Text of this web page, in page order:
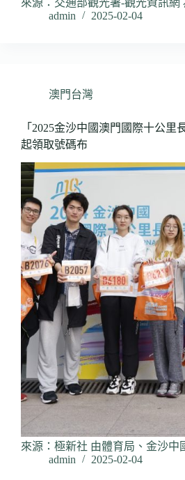
來源：交通部觀光署-觀光資訊
admin
2025-02-04
澳門台灣
「2025金沙中國澳門國際十公里
起領取號碼布
來源：極新社 由體育局、金沙
admin
2025-02-04